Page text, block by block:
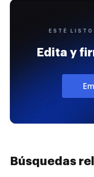
ESTÉ LISTO
Edita y
Búsquedas